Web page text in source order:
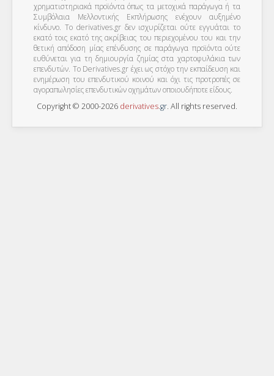
χρηματιστηριακά προϊόντα όπως τα μετοχικά παράγωγα ή τα
Συμβόλαια Μελλοντικής Εκπλήρωσης ενέχουν αυξημένο
κίνδυνο. Το derivatives.gr δεν ισχυρίζεται ούτε εγγυάται το
εκατό τοις εκατό της ακρίβειας του περιεχομένου του και την
θετική απόδοση μίας επένδυσης σε παράγωγα προϊόντα ούτε
ευθύνεται για τη δημιουργία ζημίας στα χαρτοφυλάκια των
επενδυτών. To Derivatives.gr έχει ως στόχο την εκπαίδευση και
ενημέρωση του επενδυτικού κοινού και όχι τις προτροπές σε
αγοραπωλησίες επενδυτικών οχημάτων οποιουδήποτε είδους.
Copyright © 2000-2026 derivatives.gr. All rights reserved.